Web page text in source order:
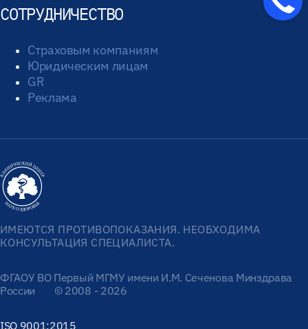
СОТРУДНИЧЕСТВО
Страховым компаниям
Юридическим лицам
GR
Реклама
ИМЕЮТСЯ ПРОТИВОПОКАЗАНИЯ. НЕОБХОДИМА
КОНСУЛЬТАЦИЯ СПЕЦИАЛИСТА.
ФГАОУ ВО Первый МГМУ имени И.М. Сеченова Минздрава
России
© 2008 - 2026
ISO 9001:2015